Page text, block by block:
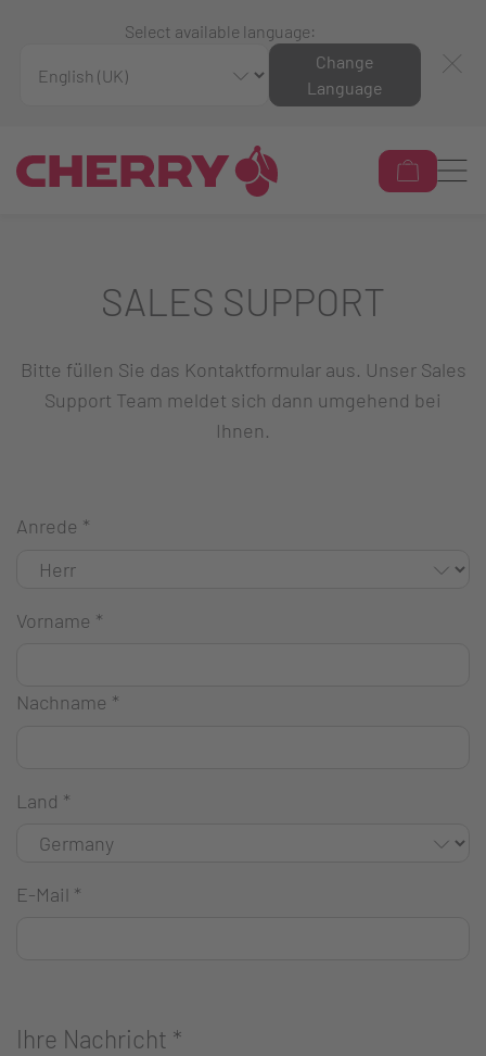
Select available language:
Change
Language
SALES SUPPORT
Bitte füllen Sie das Kontaktformular aus. Unser Sales
Support Team meldet sich dann umgehend bei
Ihnen.
Anrede *
Vorname *
Nachname *
Land *
E-Mail *
Ihre Nachricht *